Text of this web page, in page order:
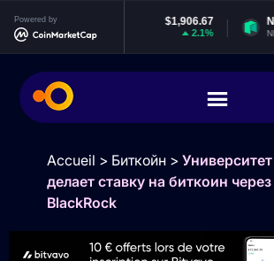
Powered by
Ethereum
ETH
Neo
NEO
Accueil > Биткойн>
делает ставку на биткоин
BlackRock